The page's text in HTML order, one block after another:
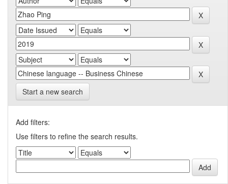
Start a new search
Add filters:
Use filters to refine the search results.